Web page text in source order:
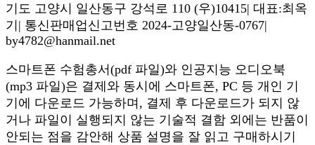
기도 고양시 일산동구 강석로 110 (우)10415| 대표:최옥
기| 통신판매업신고번호 2024-고양일산동-0767|
by4782@hanmail.net
스마트폰 수험총서(pdf 파일)와 인공지능 오디오북
(mp3 파일)은 결제와 동시에 스마트폰, PC 등 개인 기
기에 다운로드 가능하며, 결제 후 다운로드가 되지 않
거나 파일이 실행되지 않는 기술적 결함 외에는 반품이
안되는 점을 감안해 상품 설명을 잘 읽고 구매하시기